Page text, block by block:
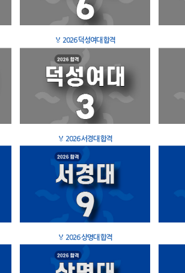
🏅 2026 덕성여대 합격
🏅 2026 서경대 합격
🏅 2026 상명대 합격